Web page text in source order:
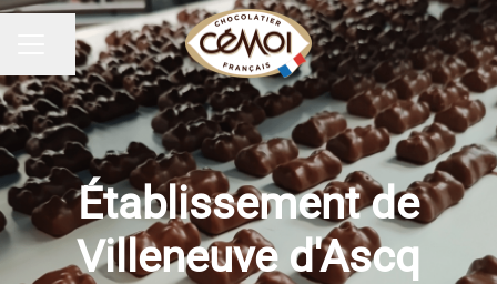
MENU CARRIÈRE
Partager la page
Établissement de
Villeneuve d'Ascq